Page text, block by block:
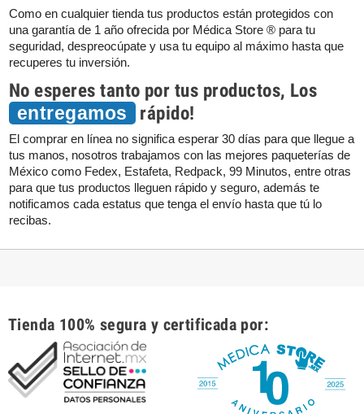
Como en cualquier tienda tus productos están protegidos con
una garantía de 1 año ofrecida por Médica Store ® para tu
seguridad, despreocúpate y usa tu equipo al máximo hasta que
recuperes tu inversión.
No esperes tanto por tus productos, Los
entregamos rápido!
El comprar en línea no significa esperar 30 días para que llegue a
tus manos, nosotros trabajamos con las mejores paqueterías de
México como Fedex, Estafeta, Redpack, 99 Minutos, entre otras
para que tus productos lleguen rápido y seguro, además te
notificamos cada estatus que tenga el envío hasta que tú lo
recibas.
Tienda 100% segura y certificada por: